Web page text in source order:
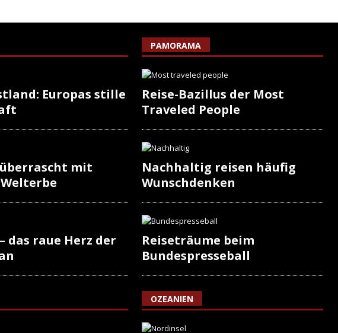
Europas stille
überrascht mit
Welterbe
das raue Herz der
PAMORAMA
Reise-Bazillus der Most
Traveled People
Nachhaltig reisen häufig
Wunschdenken
Reiseträume beim
Bundespresseball
OZEANIEN